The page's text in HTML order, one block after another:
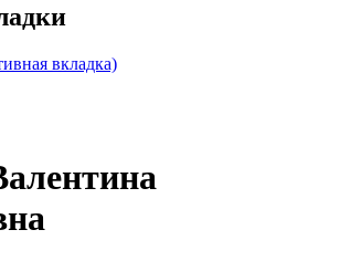
вкладка)